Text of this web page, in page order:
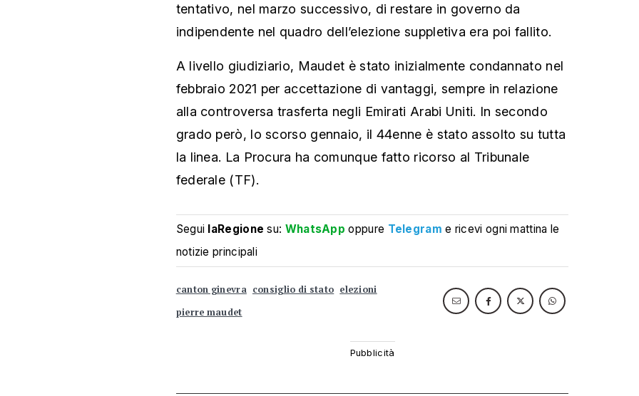
tentativo, nel marzo successivo, di restare in governo da
indipendente nel quadro dell’elezione suppletiva era poi fallito.
A livello giudiziario, Maudet è stato inizialmente condannato nel
febbraio 2021 per accettazione di vantaggi, sempre in relazione
alla controversa trasferta negli Emirati Arabi Uniti. In secondo
grado però, lo scorso gennaio, il 44enne è stato assolto su tutta
la linea. La Procura ha comunque fatto ricorso al Tribunale
federale (TF).
Segui laRegione su: WhatsApp oppure Telegram e ricevi ogni mattina le
notizie principali
canton ginevra consiglio di stato elezioni
pierre maudet